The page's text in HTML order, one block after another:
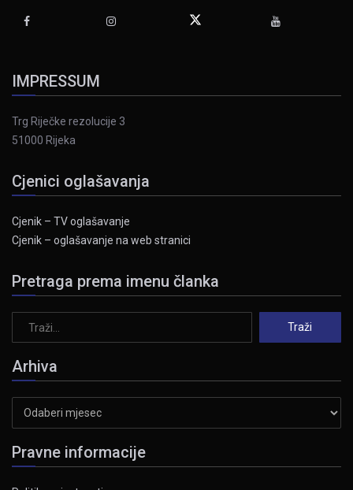
IMPRESSUM
Trg Riječke rezolucije 3
51000 Rijeka
Cjenici oglašavanja
Cjenik – TV oglašavanje
Cjenik – oglašavanje na web stranici
Pretraga prema imenu članka
Arhiva
Pravne informacije